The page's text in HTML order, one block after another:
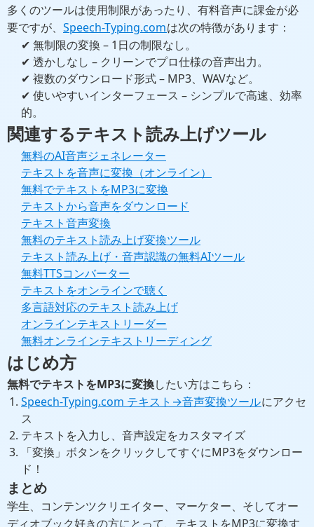
多くのツールは使用制限があったり、有料音声に課金が必
要ですが、 Speech-Typing.comは次の特徴があります：
✔ 無制限の変換 – 1日の制限なし。
✔ 透かしなし – クリーンでプロ仕様の音声出力。
✔ 複数のダウンロード形式 – MP3、WAVなど。
✔ 使いやすいインターフェース – シンプルで高速、効率
的。
関連するテキスト読み上げツール
無料のAI音声ジェネレーター
テキストを音声に変換（オンライン）
無料でテキストをMP3に変換
テキストから音声をダウンロード
テキスト音声変換
無料のテキスト読み上げ変換ツール
テキスト読み上げ・音声認識の無料AIツール
無料TTSコンバーター
テキストをオンラインで聴く
多言語対応のテキスト読み上げ
オンラインテキストリーダー
無料オンラインテキストリーディング
はじめ方
無料でテキストをMP3に変換したい方はこちら：
Speech-Typing.com テキスト→音声変換ツールにアクセ
ス
テキストを入力し、音声設定をカスタマイズ
「変換」ボタンをクリックしてすぐにMP3をダウンロー
ド！
まとめ
学生、コンテンツクリエイター、マーケター、そしてオー
ディオブック好きの方にとって、テキストをMP3に変換す